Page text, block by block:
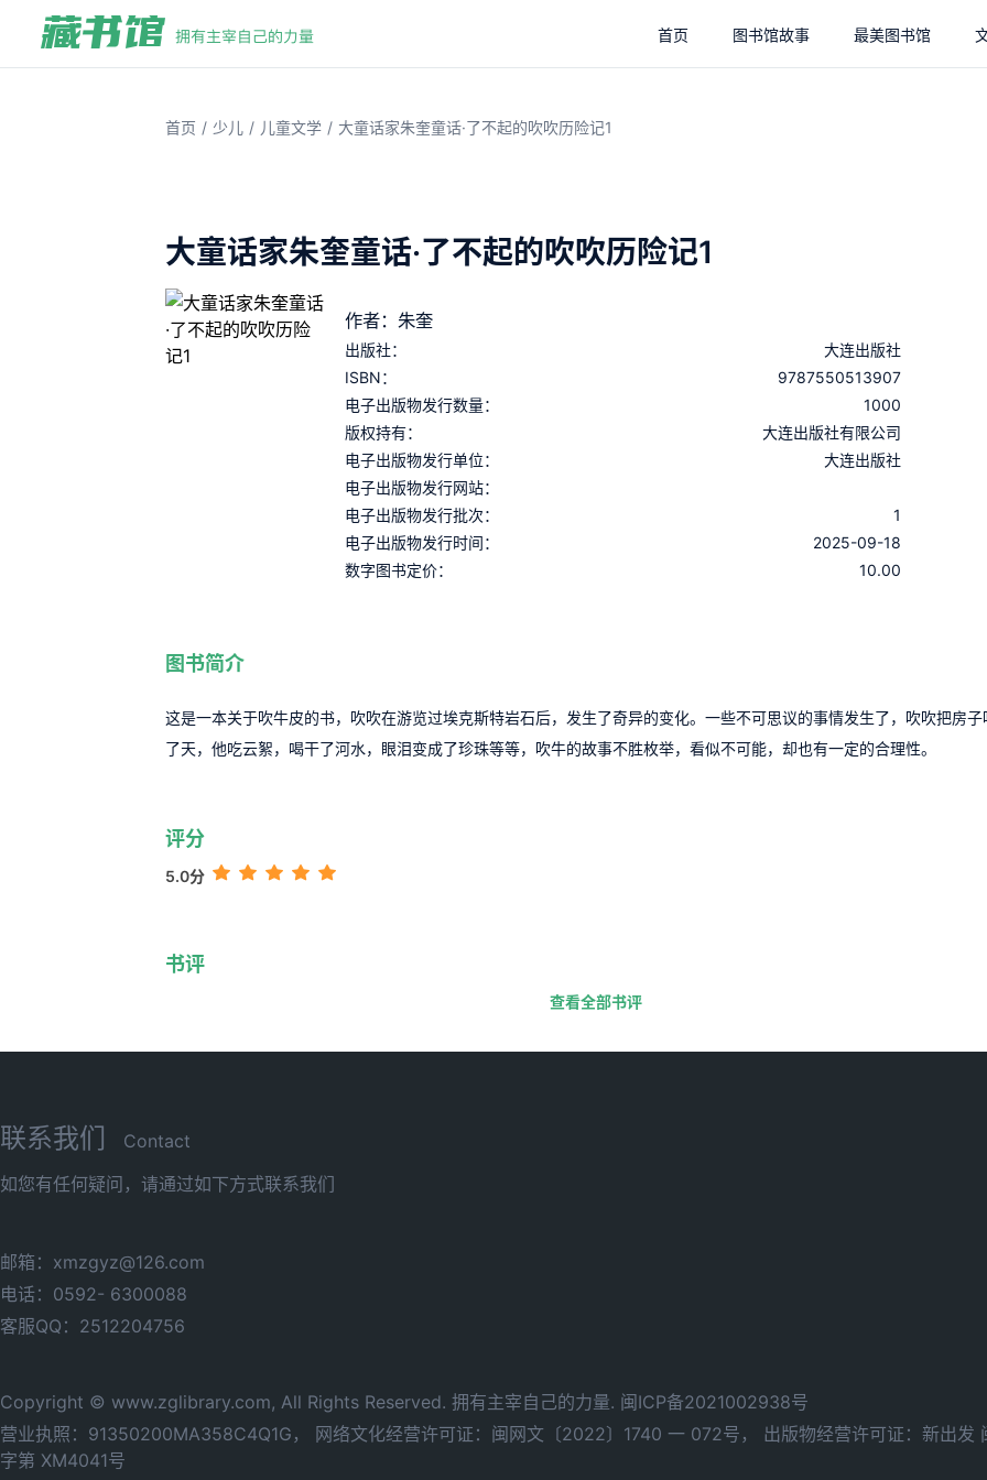
首页 图书馆故事 最美图书馆
首页 / 少儿 / 儿童文学 / 大童话家朱奎童话·了不起的吹吹历险记1
大童话家朱奎童话·了不起的吹吹历险记1
作者：朱奎
出版社：
大连出版社
ISBN：
9787550513907
电子出版物发行数量：
1000
版权持有：
大连出版社有限公司
电子出版物发行单位：
大连出版社
电子出版物发行网站：
电子出版物发行批次：
1
电子出版物发行时间：
2025-09-18
数字图书定价：
10.00
图书简介
这是一本关于吹牛皮的书，吹吹在游览过埃克斯特岩石后，发生了奇异的变化。一些不可思议的事情发生了，吹吹把房子
了天，他吃云絮，喝干了河水，眼泪变成了珍珠等等，吹牛的故事不胜枚举，看似不可能，却也有一定的合理性。
评分
5.0分
书评
查看全部书评
联系我们
Contact
如您有任何疑问，请通过如下方式联系我们
邮箱：xmzgyz@126.com
电话：0592- 6300088
客服QQ：2512204756
Copyright © www.zglibrary.com, All Rights Reserved. 拥有主宰自己的力量. 闽ICP备2021002938号
营业执照：91350200MA358C4Q1G，
网络文化经营许可证：闽网文〔2022〕1740 一 072号，
出版物经营许可证：新出发
字第 XM4041号